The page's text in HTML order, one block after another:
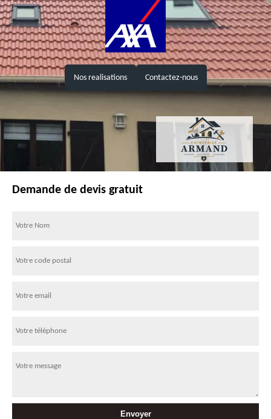
Nos realisations Contactez-nous
Demande de devis gratuit